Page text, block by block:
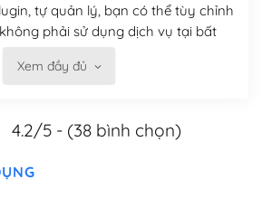
tự quản lý, bạn có thể tùy chỉnh
phải sử dụng dịch vụ tại bất
Xem đầy đủ
4.2/5 - (38 bình chọn)